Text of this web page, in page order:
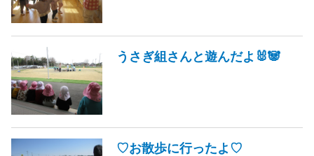
うさぎ組さんと遊んだよ🐰🐼
♡お散歩に行ったよ♡